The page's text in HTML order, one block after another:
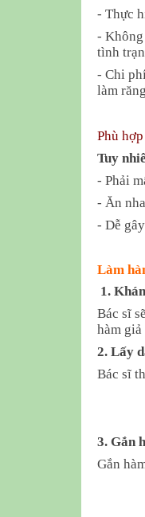
- Thực
-
tình
- Chi
làm
Phù
Tuy
- Phải
- Ăn
- Dễ
Làm
1.
Bác sĩ
hàm
2. Lấy
Bác sĩ
3. Gắn
Gắn